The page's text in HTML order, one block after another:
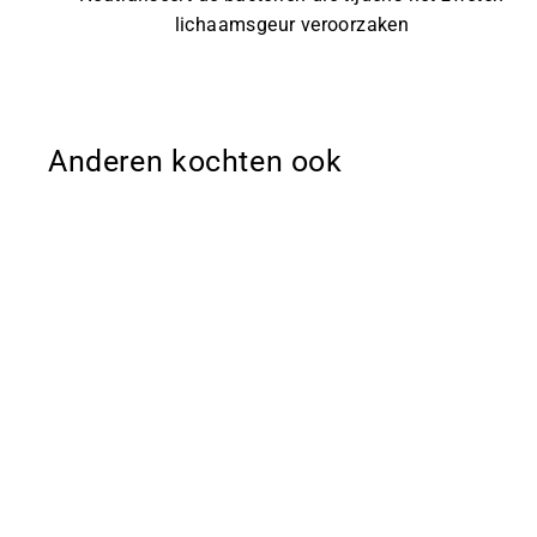
lichaamsgeur veroorzaken
Anderen kochten ook